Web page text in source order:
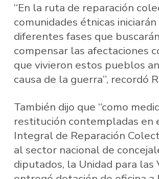
“En la ruta de reparación
comunidades étnicas
diferentes fases que buscarán
compensar las afectaciones
que vivieron estos pueblos
causa de la guerra”, recordó
También dijo que “como
restitución contempladas en
Integral de Reparación
al sector nacional de
diputados, la Unidad para las